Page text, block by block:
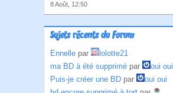
8 Août, 12:50
Sujets récents du Forum
Ennelle par
lolotte21
ma BD à été supprimé par
oui oui
Puis-je créer une BD par
oui oui